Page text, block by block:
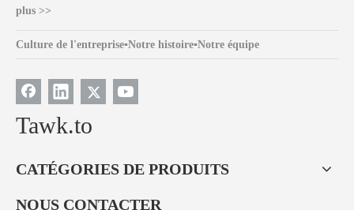
plus >>
Culture de l'entreprise▪Notre histoire▪Notre équipe
Tawk.to
CATÉGORIES DE PRODUITS
NOUS CONTACTER